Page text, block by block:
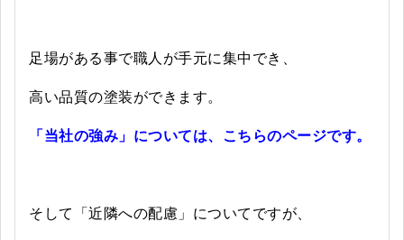
足場がある事で職人が手元に集中でき、
高い品質の塗装ができます。
「当社の強み」については、こちらのページです。
そして「近隣への配慮」についてですが、